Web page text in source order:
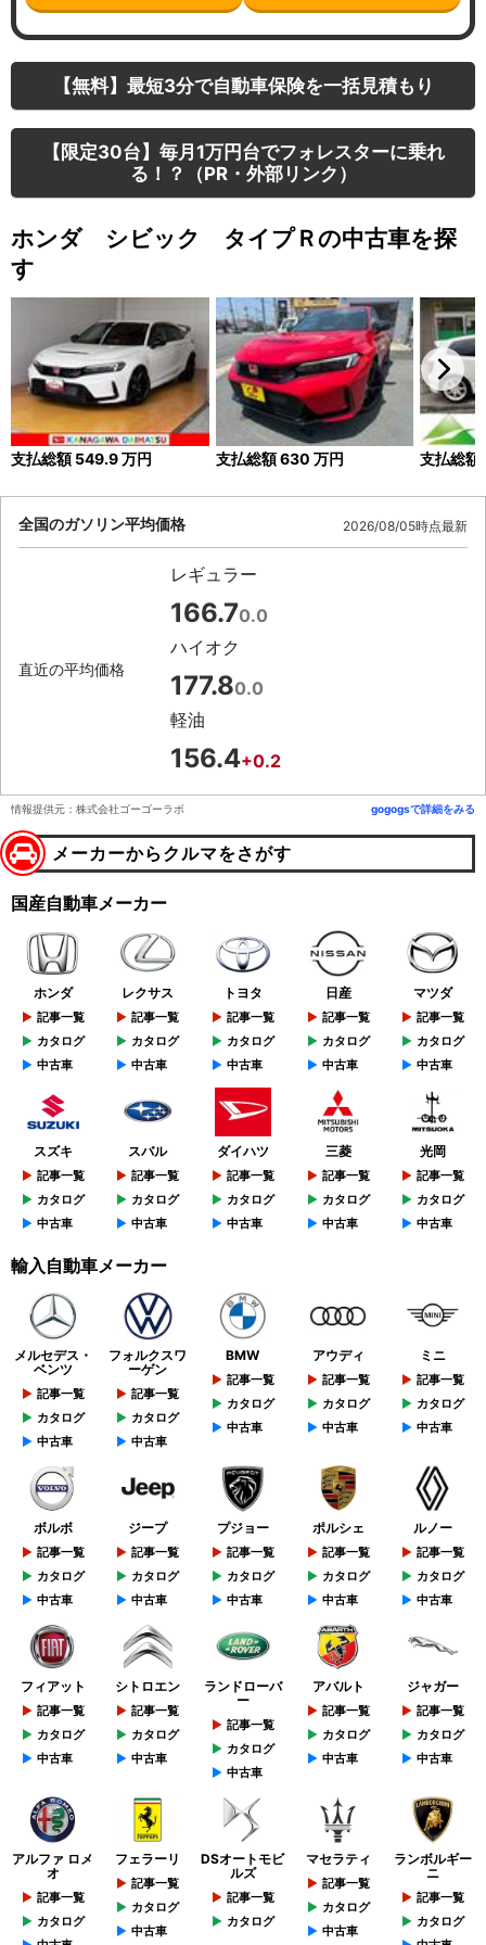
【無料】最短3分で自動車保険を一括見積もり
【限定30台】毎月1万円台でフォレスターに乗れ
る！？（PR・外部リンク）
ホンダ シビック タイプＲの中古車を探
す
支払総額 549.9万円 支払総額630 万円 支払総額
全国のガソリン平均価格 2026/08/05時点最新
直近の平均価格
レギュラー
166.70.0
ハイオク
177.80.0
軽油
156.4+0.2
情報提供元：株式会社ゴーゴーラボ gogogsで詳細をみる
メーカーからクルマをさがす
国産自動車メーカー
ホンダ
記事一覧
カタログ
中古車
レクサス
記事一覧
カタログ
中古車
トヨタ
記事一覧
カタログ
中古車
日産
記事一覧
カタログ
中古車
マツダ
記事一覧
カタログ
中古車
スズキ
記事一覧
カタログ
中古車
スバル
記事一覧
カタログ
中古車
ダイハツ
記事一覧
カタログ
中古車
三菱
記事一覧
カタログ
中古車
光岡
記事一覧
カタログ
中古車
輸入自動車メーカー
メルセデス・
ベンツ
記事一覧
カタログ
中古車
フォルクスワ
ーゲン
記事一覧
カタログ
中古車
BMW
記事一覧
カタログ
中古車
アウディ
記事一覧
カタログ
中古車
ミニ
記事一覧
カタログ
中古車
ボルボ
記事一覧
カタログ
中古車
ジープ
記事一覧
カタログ
中古車
プジョー
記事一覧
カタログ
中古車
ポルシェ
記事一覧
カタログ
中古車
ルノー
記事一覧
カタログ
中古車
フィアット
記事一覧
カタログ
中古車
シトロエン
記事一覧
カタログ
中古車
ランドローバ
ー
記事一覧
カタログ
中古車
アバルト
記事一覧
カタログ
中古車
ジャガー
記事一覧
カタログ
中古車
アルファ ロメ
オ
記事一覧
カタログ
フェラーリ
記事一覧
カタログ
中古車
DSオートモビ
ルズ
記事一覧
カタログ
マセラティ
記事一覧
カタログ
中古車
ランボルギー
ニ
記事一覧
カタログ